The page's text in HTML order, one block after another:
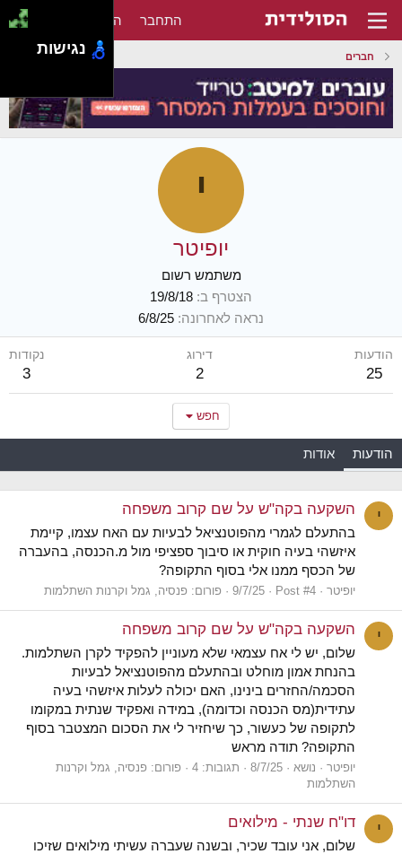
התחבר הירשם
חברים
י
יופיטר
משתמש רשום
הצטרף ב 19/8/18
נראה לאחרונה 6/8/25
הודעות
25
דירוג
2
נקודות
3
חפש
הודעות אודות
י השקעה בקה"ש על שם קרוב משפחה
בהתעלם לגמרי מהפוטנציאל לבעיות עם האח עצמו, קיימת
איזשהי בעיה חוקית או סיבוך ספציפי מול מ.הכנסה, בהעברה
של הכסף ממנו אלי בסוף התקופה?
יופיטר Post #4
9/7/25 פורום: פנסיה, גמל וקרנות השתלמות
י השקעה בקה"ש על שם קרוב משפחה
שלום, יש לי אח עצמאי שלא מעוניין להפקיד לקרן השתלמות.
בהנחת אמון מוחלט ובהתעלם מהפוטנציאל לבעיות
הסכמה/החזרים בינינו, האם יכולה לעלות איזשהי בעיה
עתידית(מס הכנסה וכדומה), במידה ואפקיד שנתית במקומו
לתקופה של כעשור, כך שיחזיר לי את הסכום המצטבר בסוף
התקופה? תודה מראש
יופיטר נושא 8/7/25 תגובות: 4 פורום: פנסיה, גמל וקרנות
השתלמות
י דו"ח שנתי - מילואים
שלום, אני עובד שכיר, ובשנה שעברה עשיתי מילואים שזיכו
נגישות